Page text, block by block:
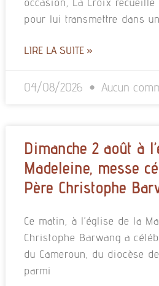
pour lui transmettre dans un
LIRE LA SUITE »
04/08/2026 Aucun
Dimanche 2 août à
Madeleine, messe
Père Christophe
Ce matin, à l’église de la
Christophe Barwang a
du Cameroun, du diocèse
parmi